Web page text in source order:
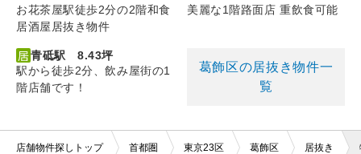
お花茶屋駅徒歩2分の2階和食
居酒屋居抜き物件
美麗な1階路面店 重飲食可能
青砥駅 8.43坪
駅から徒歩2分、飲み屋街の1
階店舗です！
葛飾区の居抜き物件一
覧
店舗物件探しトップ 首都圏 東京23区 葛飾区 居抜き